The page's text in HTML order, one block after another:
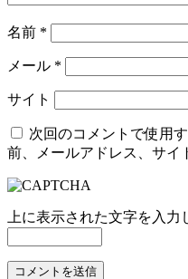
名前 *
メール *
サイト
次回のコメントで使用
前、メールアドレス、サイ
上に表示された文字を入力